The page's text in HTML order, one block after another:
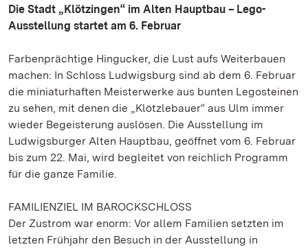
Die Stadt „Klötzingen“ im Alten Hauptbau – Lego-
Ausstellung startet am 6. Februar
Farbenprächtige Hingucker, die Lust aufs Weiterbauen
machen: In Schloss Ludwigsburg sind ab dem 6. Februar
die miniaturhaften Meisterwerke aus bunten Legosteinen
zu sehen, mit denen die „Klötzlebauer“ aus Ulm immer
wieder Begeisterung auslösen. Die Ausstellung im
Ludwigsburger Alten Hauptbau, geöffnet vom 6. Februar
bis zum 22. Mai, wird begleitet von reichlich Programm
für die ganze Familie.
FAMILIENZIEL IM BAROCKSCHLOSS
Der Zustrom war enorm: Vor allem Familien setzten im
letzten Frühjahr den Besuch in der Ausstellung in